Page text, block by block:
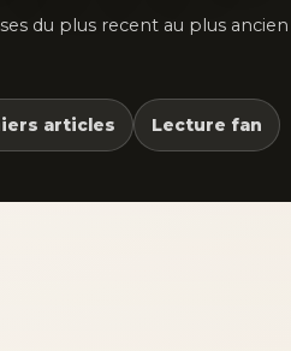
du plus recent au plus
articles Lecture fan